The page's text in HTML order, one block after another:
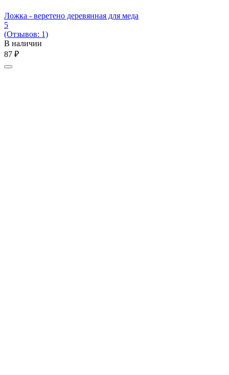
Ложка - веретено деревянная для меда
5
(Отзывов: 1)
В наличии
‍87‍ ₽